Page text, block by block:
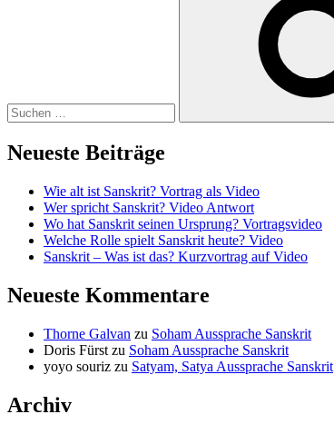
Neueste Beiträge
Wie alt ist Sanskrit? Vortrag als Video
Wer spricht Sanskrit? Video Antwort
Wo hat Sanskrit seinen Ursprung? Vortragsvideo
Welche Rolle spielt Sanskrit heute? Video
Sanskrit – Was ist das? Kurzvortrag auf Video
Neueste Kommentare
Thorne Galvan zu Soham Aussprache Sanskrit
Doris Fürst zu Soham Aussprache Sanskrit
yoyo souriz zu Satyam, Satya Aussprache Sanskrit
Archiv